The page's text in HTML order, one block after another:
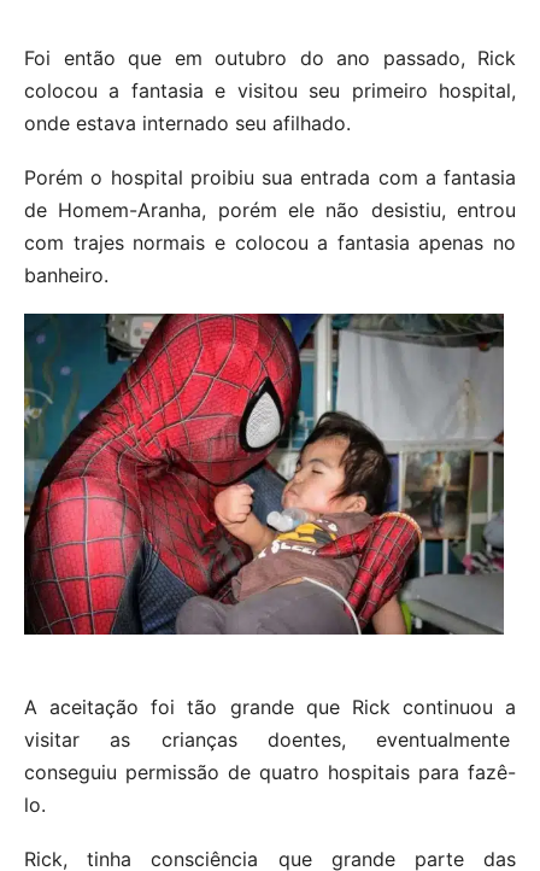
Foi então que em outubro do ano passado, Rick
colocou a fantasia e visitou seu primeiro hospital,
onde estava internado seu afilhado.
Porém o hospital proibiu sua entrada com a fantasia
de Homem-Aranha, porém ele não desistiu, entrou
com trajes normais e colocou a fantasia apenas no
banheiro.
A aceitação foi tão grande que Rick continuou a
visitar as crianças doentes, eventualmente
conseguiu permissão de quatro hospitais para fazê-
lo.
Rick, tinha consciência que grande parte das